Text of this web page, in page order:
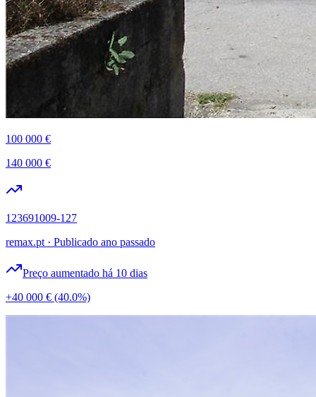
100 000 €
140 000 €
123691009-127
remax.pt · Publicado ano passado
Preço aumentado há 10 dias
+40 000 € (40.0%)